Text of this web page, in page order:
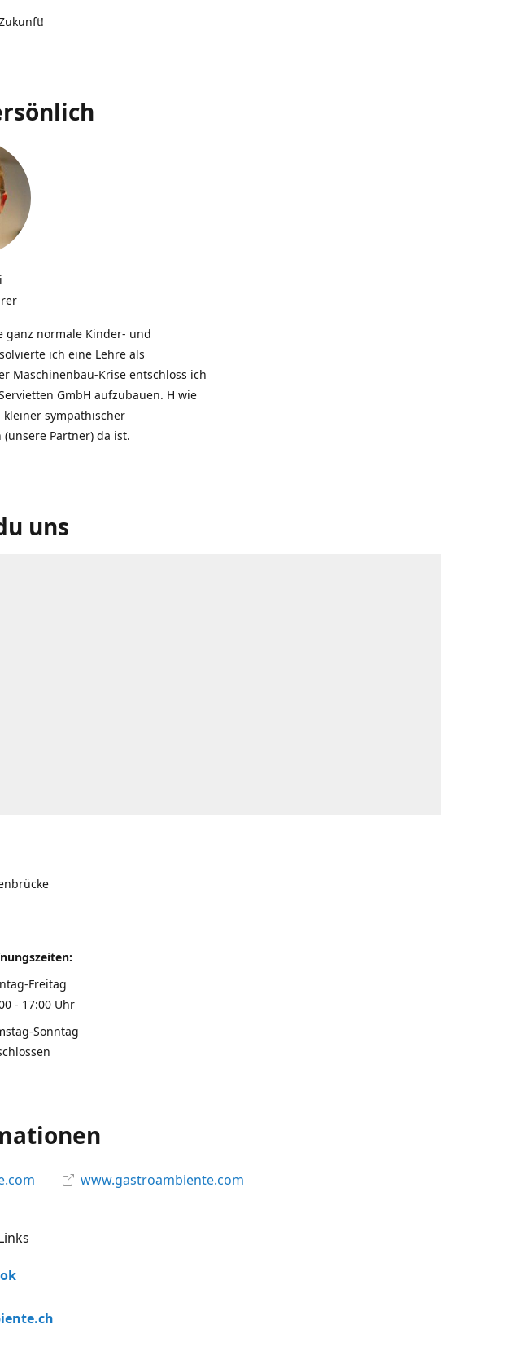
ganz normale Kinder- und
ich eine Lehre als
Maschinenbau-Krise entschloss ich
GmbH aufzubauen. H wie
kleiner sympathischer
Partner) da ist.
uns
Freitag
- 17:00 Uhr
Sonntag
www.gastroambiente.com